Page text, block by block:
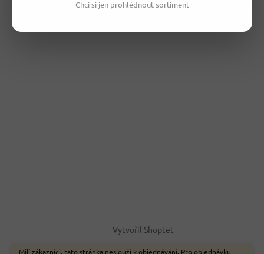
Chci si jen prohlédnout sortiment
Milí zákazníci, tato stránka neslouží k objednávání. Pro objednávku
Vytvořil Shoptet